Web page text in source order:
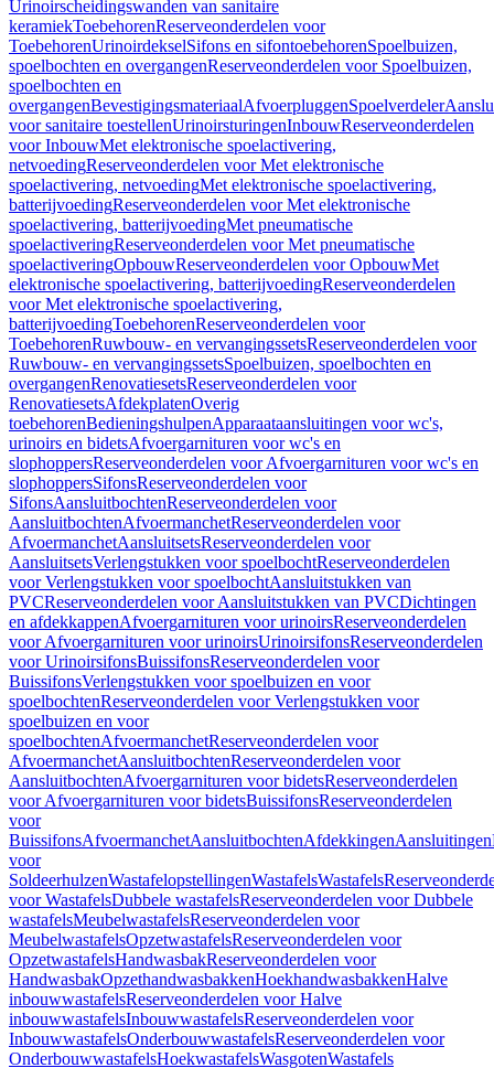
Urinoirscheidingswanden van sanitaire
keramiekToebehorenReserveonderdelen voor
ToebehorenUrinoirdekselSifons en sifontoebehorenSpoelbuizen,
spoelbochten en overgangenReserveonderdelen voor Spoelbuizen,
spoelbochten en
overgangenBevestigingsmateriaalAfvoerpluggenSpoelverdeler
voor sanitaire toestellenUrinoirsturingenInbouwReserveonderdelen
voor InbouwMet elektronische spoelactivering,
netvoedingReserveonderdelen voor Met elektronische
spoelactivering, netvoedingMet elektronische spoelactivering,
batterijvoedingReserveonderdelen voor Met elektronische
spoelactivering, batterijvoedingMet pneumatische
spoelactiveringReserveonderdelen voor Met pneumatische
spoelactiveringOpbouwReserveonderdelen voor OpbouwMet
elektronische spoelactivering, batterijvoedingReserveonderdelen
voor Met elektronische spoelactivering,
batterijvoedingToebehorenReserveonderdelen voor
ToebehorenRuwbouw- en vervangingssetsReserveonderdelen voor
Ruwbouw- en vervangingssetsSpoelbuizen, spoelbochten en
overgangenRenovatiesetsReserveonderdelen voor
RenovatiesetsAfdekplatenOverig
toebehorenBedieningshulpenApparaataansluitingen voor wc's,
urinoirs en bidetsAfvoergarnituren voor wc's en
slophoppersReserveonderdelen voor Afvoergarnituren voor wc's en
slophoppersSifonsReserveonderdelen voor
SifonsAansluitbochtenReserveonderdelen voor
AansluitbochtenAfvoermanchetReserveonderdelen voor
AfvoermanchetAansluitsetsReserveonderdelen voor
AansluitsetsVerlengstukken voor spoelbochtReserveonderdelen
voor Verlengstukken voor spoelbochtAansluitstukken van
PVCReserveonderdelen voor Aansluitstukken van PVCDichtingen
en afdekkappenAfvoergarnituren voor urinoirsReserveonderdelen
voor Afvoergarnituren voor urinoirsUrinoirsifonsReserveonderdelen
voor UrinoirsifonsBuissifonsReserveonderdelen voor
BuissifonsVerlengstukken voor spoelbuizen en voor
spoelbochtenReserveonderdelen voor Verlengstukken voor
spoelbuizen en voor
spoelbochtenAfvoermanchetReserveonderdelen voor
AfvoermanchetAansluitbochtenReserveonderdelen voor
AansluitbochtenAfvoergarnituren voor bidetsReserveonderdelen
voor Afvoergarnituren voor bidetsBuissifonsReserveonderdelen
voor
BuissifonsAfvoermanchetAansluitbochtenAfdekkingenAansluitingen
voor
SoldeerhulzenWastafelopstellingenWastafelsWastafels
voor WastafelsDubbele wastafelsReserveonderdelen voor Dubbele
wastafelsMeubelwastafelsReserveonderdelen voor
MeubelwastafelsOpzetwastafelsReserveonderdelen voor
OpzetwastafelsHandwasbakReserveonderdelen voor
HandwasbakOpzethandwasbakkenHoekhandwasbakkenHalve
inbouwwastafelsReserveonderdelen voor Halve
inbouwwastafelsInbouwwastafelsReserveonderdelen voor
InbouwwastafelsOnderbouwwastafelsReserveonderdelen voor
OnderbouwwastafelsHoekwastafelsWasgotenWastafels